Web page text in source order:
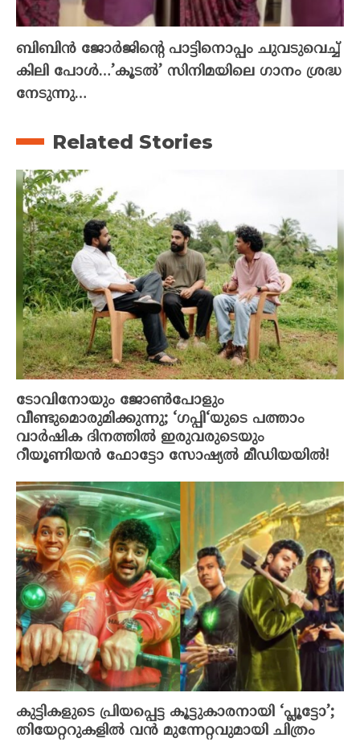
ബിബിൻ ജോർജിന്റെ പാട്ടിനൊപ്പം ചുവടുവെച്ച്
കിലി പോൾ…’കൂടൽ’ സിനിമയിലെ ഗാനം ശ്രദ്ധ
നേടുന്നു…
Related Stories
ടോവിനോയും ജോൺപോളും
വീണ്ടുമൊരുമിക്കുന്നു; ‘ഗപ്പി‘യുടെ പത്താം
വാർഷിക ദിനത്തിൽ ഇരുവരുടെയും
റീയൂണിയൻ ഫോട്ടോ സോഷ്യൽ മീഡിയയിൽ!
കുട്ടികളുടെ പ്രിയപ്പെട്ട കൂട്ടുകാരനായി ‘പ്ലൂട്ടോ’;
തിയേറ്ററുകളിൽ വൻ മുന്നേറ്റവുമായി ചിത്രം